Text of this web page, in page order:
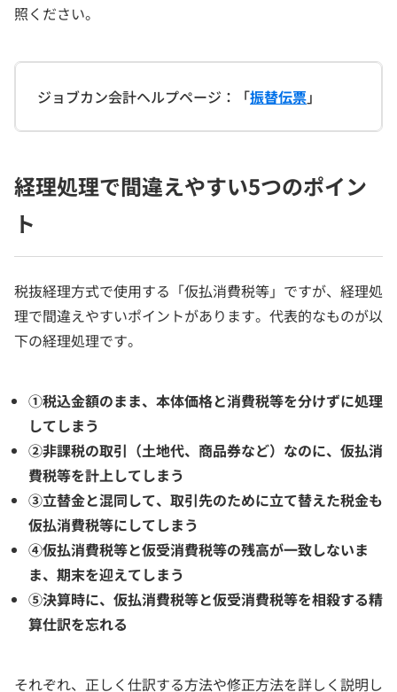
照ください。
ジョブカン会計ヘルプページ：「振替伝票」
経理処理で間違えやすい5つのポイン
ト
税抜経理方式で使用する「仮払消費税等」ですが、経理処
理で間違えやすいポイントがあります。代表的なものが以
下の経理処理です。
①税込金額のまま、本体価格と消費税等を分けずに処理
してしまう
②非課税の取引（土地代、商品券など）なのに、仮払消
費税等を計上してしまう
③立替金と混同して、取引先のために立て替えた税金も
仮払消費税等にしてしまう
④仮払消費税等と仮受消費税等の残高が一致しないま
ま、期末を迎えてしまう
⑤決算時に、仮払消費税等と仮受消費税等を相殺する精
算仕訳を忘れる
それぞれ、正しく仕訳する方法や修正方法を詳しく説明し